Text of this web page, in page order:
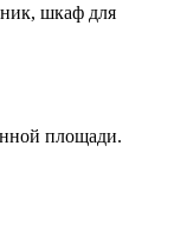
шкаф для
площади.